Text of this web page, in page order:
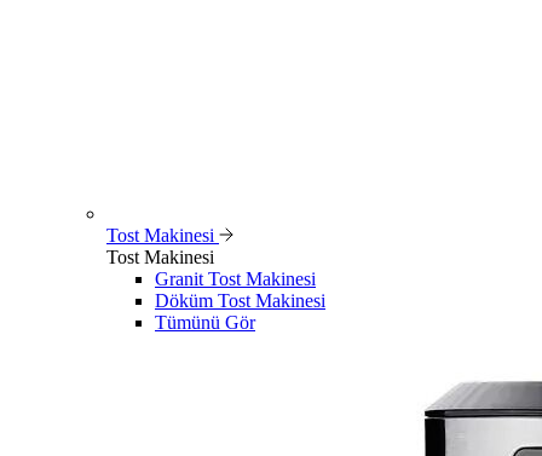
Tost Makinesi
Tost Makinesi
Granit Tost Makinesi
Döküm Tost Makinesi
Tümünü Gör